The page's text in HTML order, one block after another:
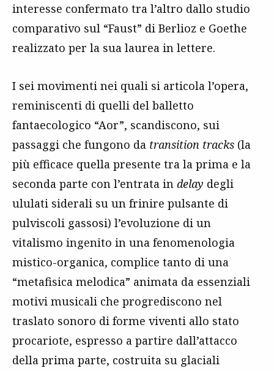
interesse confermato tra l’altro dallo studio
comparativo sul “Faust” di Berlioz e Goethe
realizzato per la sua laurea in lettere.
I sei movimenti nei quali si articola l’opera,
reminiscenti di quelli del balletto
fantaecologico “Aor”, scandiscono, sui
passaggi che fungono da transition tracks (la
più efficace quella presente tra la prima e la
seconda parte con l’entrata in delay degli
ululati siderali su un frinire pulsante di
pulviscoli gassosi) l’evoluzione di un
vitalismo ingenito in una fenomenologia
mistico-organica, complice tanto di una
“metafisica melodica” animata da essenziali
motivi musicali che progrediscono nel
traslato sonoro di forme viventi allo stato
procariote, espresso a partire dall’attacco
della prima parte, costruita su glaciali